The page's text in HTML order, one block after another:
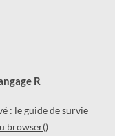
R
: le guide de survie
browser()